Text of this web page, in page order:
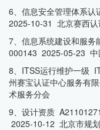
6、信息安全管理体系
2025-10-31 北京赛西认
7、信息系统建设和服务
000143 2025-05-23 中
8、ITSS运行维护一级
州赛宝认证中心服务有
术服务分会
9、设计资质
2025-10-12 北京市规